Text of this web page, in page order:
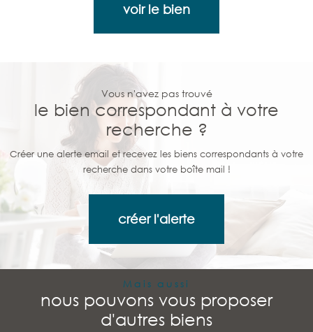
voir le bien
Vous n'avez pas trouvé
le bien correspondant à votre
recherche ?
Créer une alerte email et recevez les biens correspondants à votre
recherche dans votre boîte mail !
créer l'alerte
Mais aussi
nous pouvons vous proposer
d'autres biens